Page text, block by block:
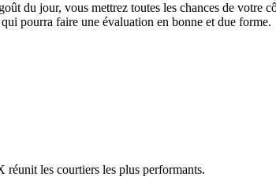
du jour, vous mettrez toutes les chances de
pourra faire une évaluation en bonne et due forme.
les courtiers les plus performants.